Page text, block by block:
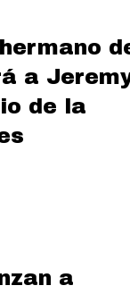
a
de la
a